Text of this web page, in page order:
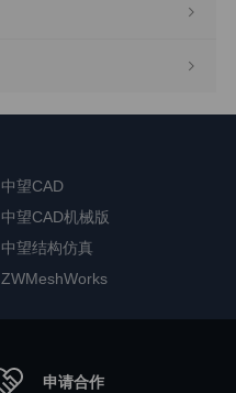
中望CAD
中望CAD机械版
中望结构仿真
ZWMeshWorks
申请合作